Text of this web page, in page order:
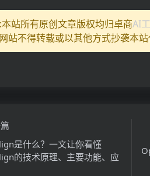
站所有原创文章版权均归卓商AI
站不得转载或以其他方式抄袭本站
是什么？一文让你看懂
的技术原理、主要功能、应